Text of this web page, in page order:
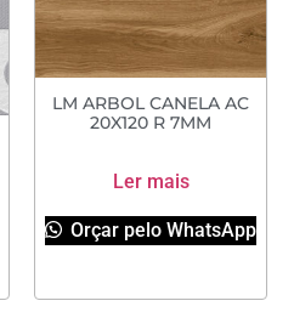
LM ARBOL CANELA AC
20X120 R 7MM
Ler mais
Orçar pelo WhatsApp